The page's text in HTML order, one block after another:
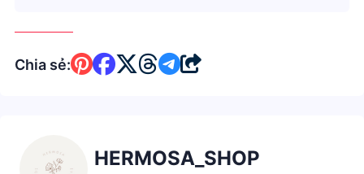
Chia sẻ:
HERMOSA_SHOP